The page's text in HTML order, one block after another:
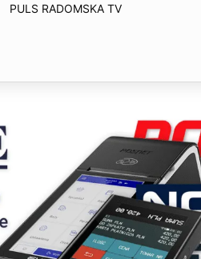
PULS RADOMSKA TV